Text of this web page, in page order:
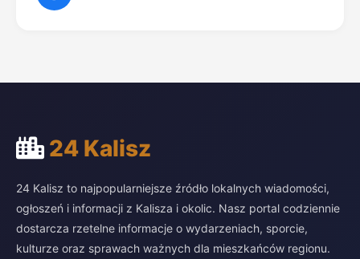
24 Kalisz
24 Kalisz to najpopularniejsze źródło lokalnych wiadomości,
ogłoszeń i informacji z Kalisza i okolic. Nasz portal codziennie
dostarcza rzetelne informacje o wydarzeniach, sporcie,
kulturze oraz sprawach ważnych dla mieszkańców regionu.